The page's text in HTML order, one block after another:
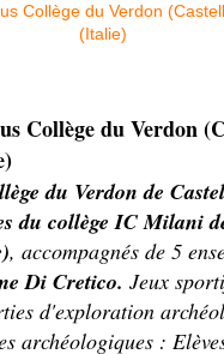
Collège du Verdon
du Verdon de
du collège IC Milani
, accompagnés de 5
Di Cretico. Jeux
d'exploration
archéologiques :